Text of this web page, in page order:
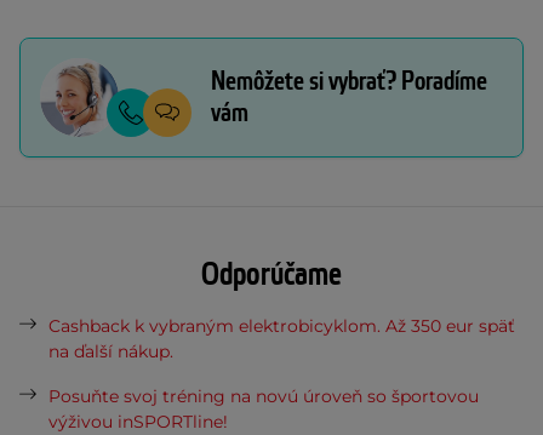
Nemôžete si vybrať? Poradíme
vám
Odporúčame
Cashback k vybraným elektrobicyklom. Až 350 eur späť
na ďalší nákup.
Posuňte svoj tréning na novú úroveň so športovou
výživou inSPORTline!